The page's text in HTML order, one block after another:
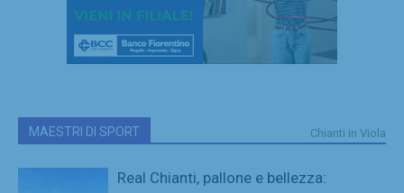
MAESTRI DI SPORT Chianti in Viola
Real Chianti, pallone e bellezza: